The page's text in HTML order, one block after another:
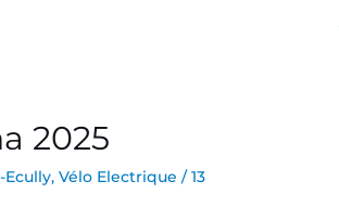
2025
Ecully, Vélo Electrique /13